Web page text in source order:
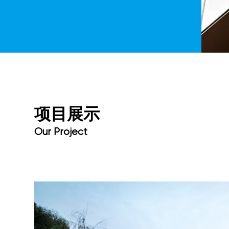
开展情况进行了汇
项目展示
Our Project